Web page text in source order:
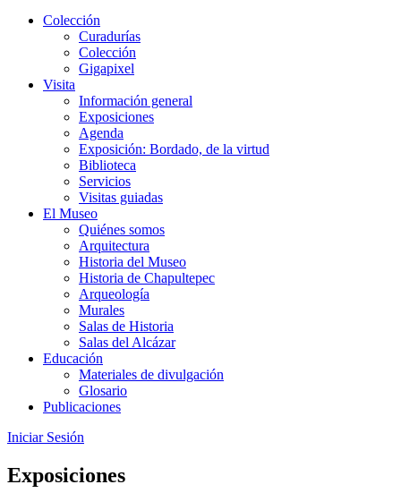
Colección
Curadurías
Colección
Gigapixel
Visita
Información general
Exposiciones
Agenda
Exposición: Bordado, de la virtud
Biblioteca
Servicios
Visitas guiadas
El Museo
Quiénes somos
Arquitectura
Historia del Museo
Historia de Chapultepec
Arqueología
Murales
Salas de Historia
Salas del Alcázar
Educación
Materiales de divulgación
Glosario
Publicaciones
Iniciar Sesión
Exposiciones